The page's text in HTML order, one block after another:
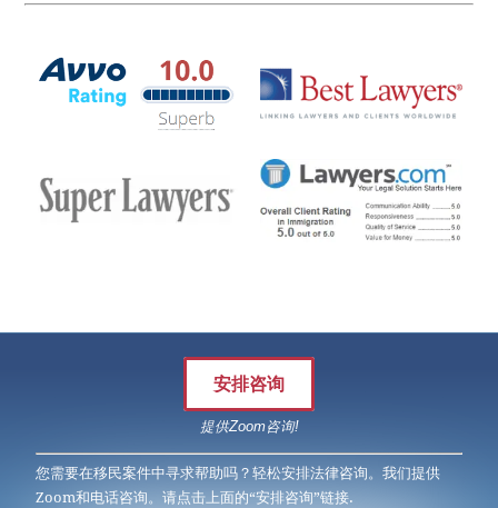
安排咨询
提供Zoom咨询!
您需要在移民案件中寻求帮助吗？轻松安排法律咨询。我们提供
Zoom和电话咨询。请点击上面的“安排咨询”链接.